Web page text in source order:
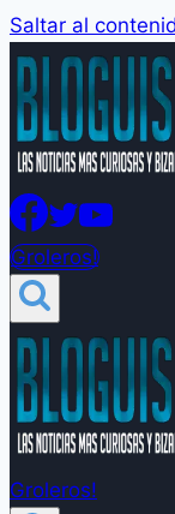
Saltar al
Groleros!
Groleros!